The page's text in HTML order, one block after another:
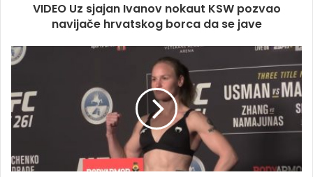
VIDEO Uz sjajan Ivanov nokaut KSW pozvao
navijače hrvatskog borca da se jave